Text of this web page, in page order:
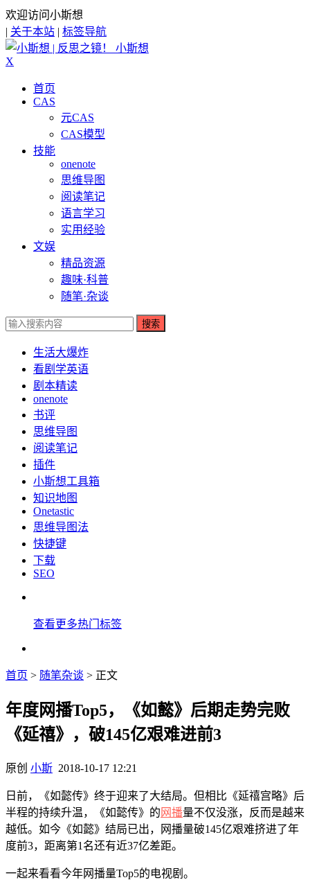
欢迎访问小斯想
| 关于本站 | 标签导航
小斯想
X
首页
CAS
元CAS
CAS模型
技能
onenote
思维导图
阅读笔记
语言学习
实用经验
文娱
精品资源
趣味·科普
随笔·杂谈
搜索
生活大爆炸
看剧学英语
剧本精读
onenote
书评
思维导图
阅读笔记
插件
小斯想工具箱
知识地图
Onetastic
思维导图法
快捷键
下载
SEO
查看更多热门标签
首页 > 随笔杂谈 > 正文
年度网播Top5，《如懿》后期走势完败
《延禧》，破145亿艰难进前3
原创 小斯 2018-10-17 12:21
日前，《如懿传》终于迎来了大结局。但相比《延禧宫略》后
半程的持续升温，《如懿传》的 网播量不仅没涨，反而是越来
越低。如今《如懿》结局已出，网播量破145亿艰难挤进了年
度前3，距离第1名还有近37亿差距。
一起来看看今年网播量Top5的电视剧。